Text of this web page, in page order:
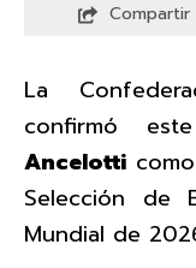
Compartir
La
confirmó
Ancelotti
Selección de
Mundial de